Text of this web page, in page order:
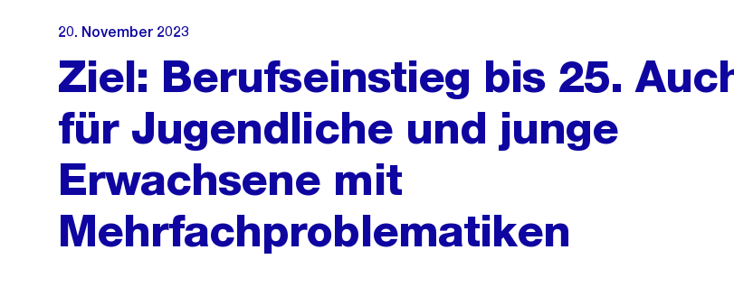
20. November 2023
Ziel: Berufseinstieg bis 25.
für Jugendliche und junge
Erwachsene mit
Mehrfachproblematiken